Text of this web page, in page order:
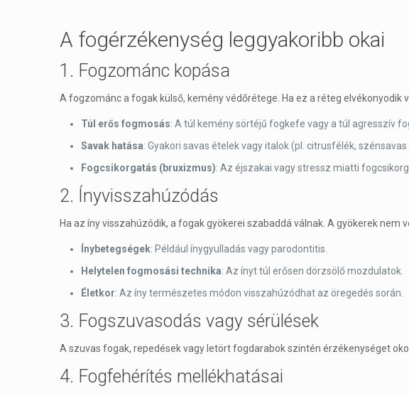
A fogérzékenység leggyakoribb okai
1. Fogzománc kopása
A fogzománc a fogak külső, kemény védőrétege. Ha ez a réteg
Túl erős fogmosás: A túl kemény sörtéjű fogkefe vagy a túl agresszív
Savak hatása: Gyakori savas ételek vagy italok (pl. citrusfélék,
Fogcsikorgatás (bruxizmus): Az éjszakai vagy stressz miatti
2. Ínyvisszahúzódás
Ha az íny visszahúzódik, a fogak gyökerei szabaddá válnak. A gyökerek
Ínybetegségek: Például ínygyulladás vagy parodontitis.
Helytelen fogmosási technika: Az ínyt túl erősen dörzsölő mozdulatok.
Életkor: Az íny természetes módon visszahúzódhat az öregedés során.
3. Fogszuvasodás vagy sérülések
A szuvas fogak, repedések vagy letört fogdarabok szintén érzékenységet
4. Fogfehérítés mellékhatásai